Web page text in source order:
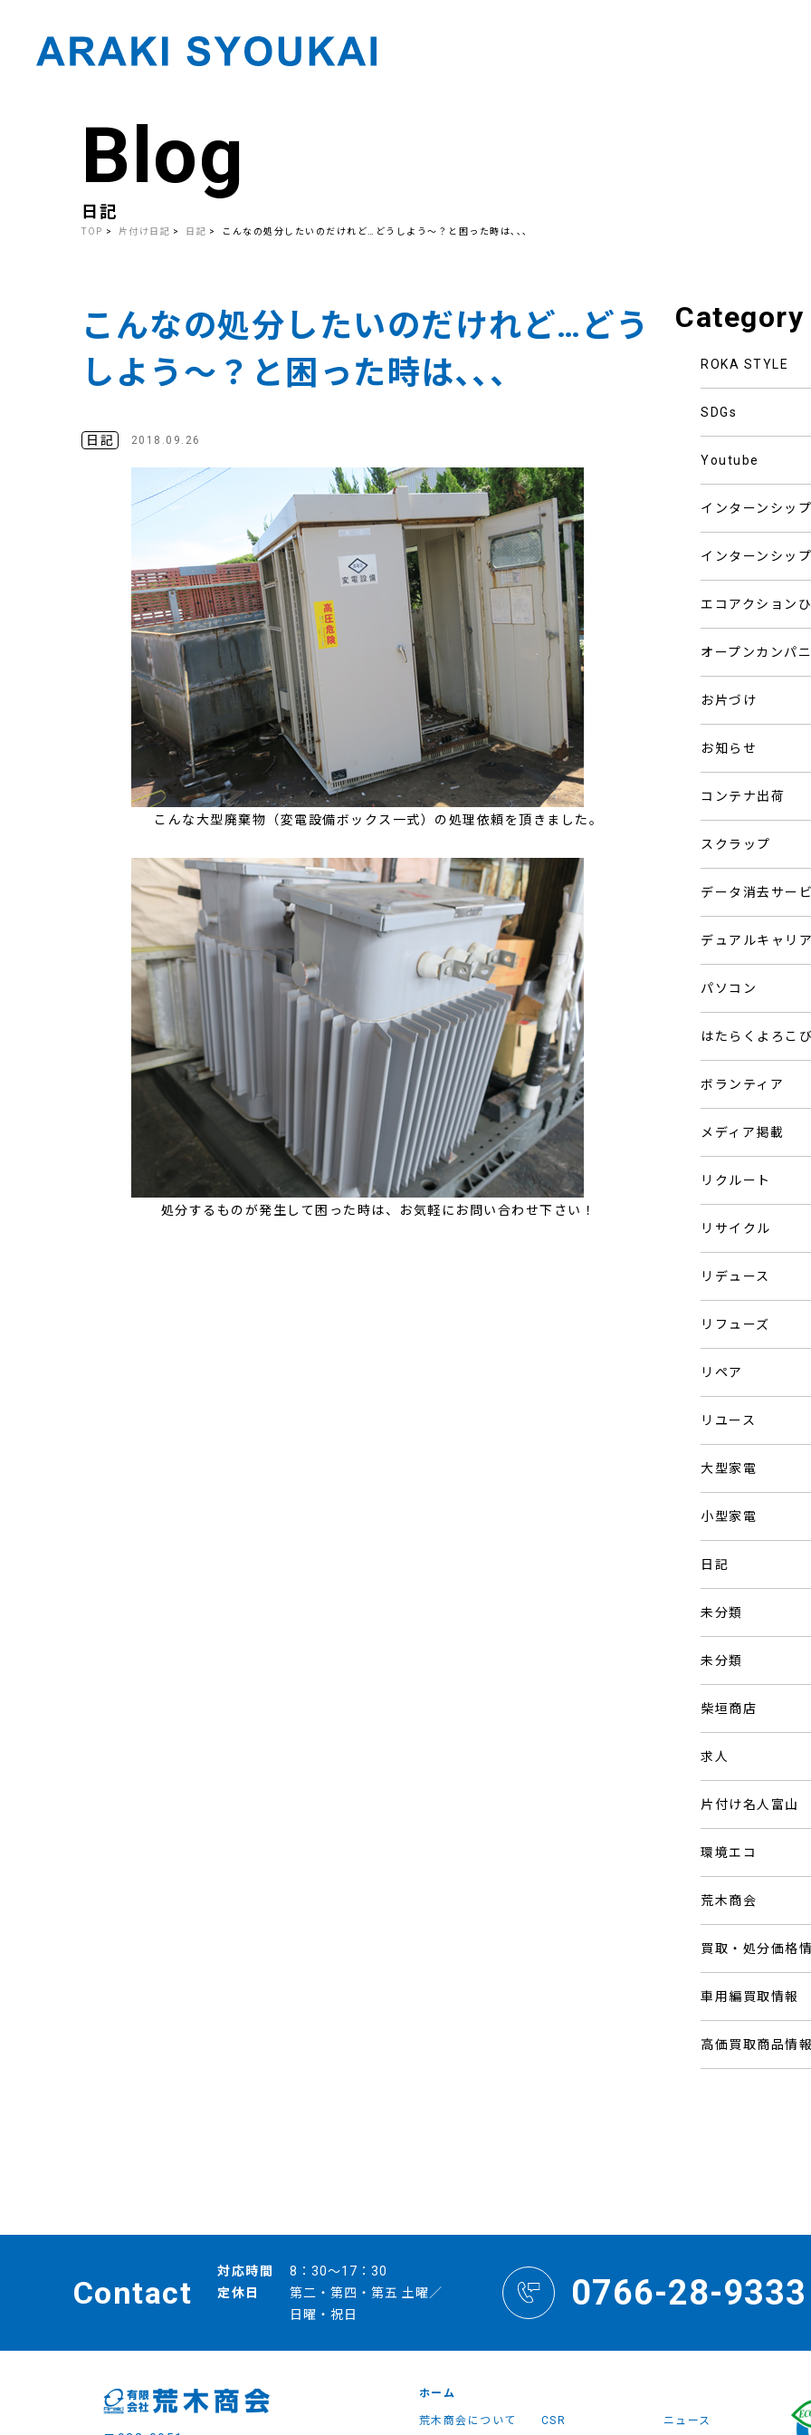
Blog
日記
TOP 片付け日記 日記 こんなの処分したいのだけれど…どうしよう～？と困った時は､､､
こんなの処分したいのだけれど…どう
しよう～？と困った時は､､､
日記 2018.09.26
こんな大型廃棄物（変電設備ボックス一式）の処理依頼を頂きました。
処分するものが発生して困った時は、お気軽にお問い合わせ下さい！
Category
ROKA STYLE
SDGs
Youtube
インターンシップ
インターンシップ
エコアクション
オープンカンパ
お片づけ
お知らせ
コンテナ出荷
スクラップ
データ消去サー
デュアルキャリ
パソコン
はたらくよろこ
ボランティア
メディア掲載
リクルート
リサイクル
リデュース
リフューズ
リペア
リユース
大型家電
小型家電
日記
未分類
未分類
柴垣商店
求人
片付け名人富山
環境エコ
荒木商会
買取・処分価格
車用編買取情報
高価買取商品情
Contact
対応時間
8：30～17：30
定休日
第二・第四・第五 土曜／
日曜・祝日
0766-28-9333
ホーム
荒木商会について CSR ニュース